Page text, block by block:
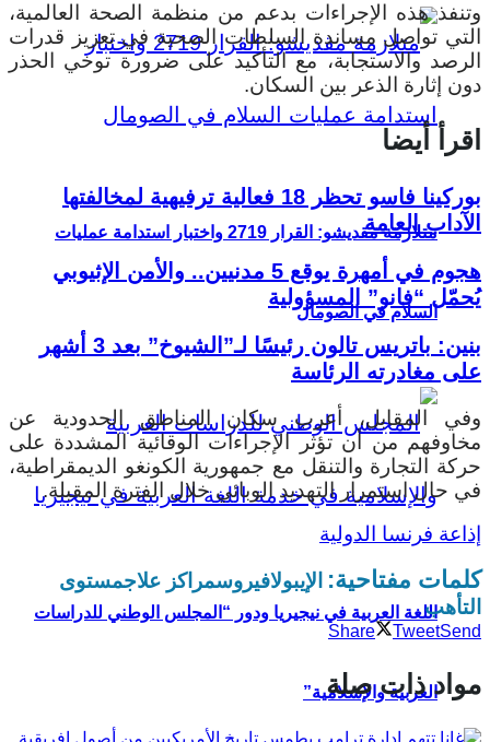
متلازمة مقديشو: القرار 2719 واختبار استدامة عمليات
السلام في الصومال
اللغة العربية في نيجيريا ودور “المجلس الوطني للدراسات
العربية والإسلامية”
وتنفذ هذه الإجراءات بدعم من منظمة الصحة العالمية،
التي تواصل مساندة السلطات الصحية في تعزيز قدرات
الرصد والاستجابة، مع التأكيد على ضرورة توخي الحذر
دون إثارة الذعر بين السكان.
اقرأ أيضا
بوركينا فاسو تحظر 18 فعالية ترفيهية لمخالفتها
الآداب العامة
هجوم في أمهرة يوقع 5 مدنيين.. والأمن الإثيوبي
يُحمّل “فانو” المسؤولية
بنين: باتريس تالون رئيسًا لـ”الشيوخ” بعد 3 أشهر
على مغادرته الرئاسة
وفي المقابل، أعرب سكان المناطق الحدودية عن
مخاوفهم من أن تؤثر الإجراءات الوقائية المشددة على
حركة التجارة والتنقل مع جمهورية الكونغو الديمقراطية،
في حال استمرار التهديد الوبائي خلال الفترة المقبلة.
إذاعة فرنسا الدولية
كلمات مفتاحية: الإيبولافيروسمراكز علاجمستوى
التأهب
Share TweetSend
مواد ذات صلة